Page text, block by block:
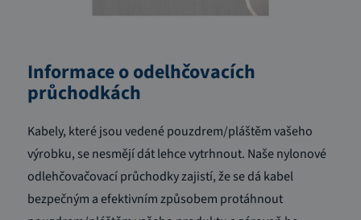
Informace o odelhčovacích
průchodkách
Kabely, které jsou vedené pouzdrem/pláštěm vašeho
výrobku, se nesmějí dát lehce vytrhnout. Naše nylonové
odlehčovačovací průchodky zajistí, že se dá kabel
bezpečným a efektivním způsobem protáhnout